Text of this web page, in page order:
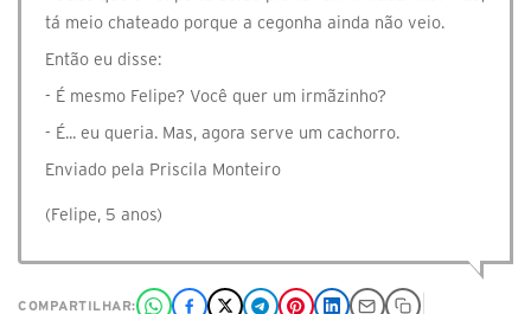
tá meio chateado porque a cegonha ainda não veio.
Então eu disse:
- É mesmo Felipe? Você quer um irmãzinho?
- É... eu queria. Mas, agora serve um cachorro.
Enviado pela Priscila Monteiro
(Felipe, 5 anos)
COMPARTILHAR: